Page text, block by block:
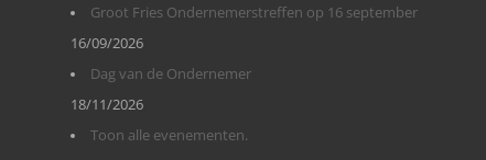
Groot Fries Ondernemerstreffen op 16 september
16/09/2026
Dag van de Ondernemer
18/11/2026
Toon alle evenementen.